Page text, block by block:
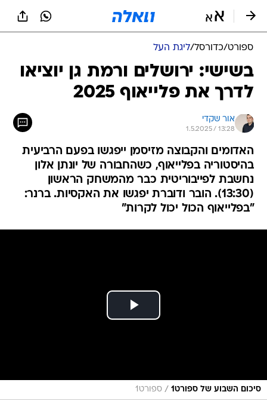
ספורט/כדורסל/ליגת העל
בשישי: ירושלים ורמת גן יוציאו
לדרך את פלייאוף 2025
אור שקדי
1.5.2025 / 13:28
האדומים והקבוצה מזיסמן ייפגשו בפעם הרביעית
בהיסטוריה בפלייאוף, כשהחבורה של יונתן אלון
נחשבת לפייבוריטית כבר מהמשחק הראשון
(13:30). הובר ודוברת יפגשו את האקסיות. ברנר:
"בפלייאוף הכול יכול לקרות"
סיכום השבוע של ספורט1 / ספורט1